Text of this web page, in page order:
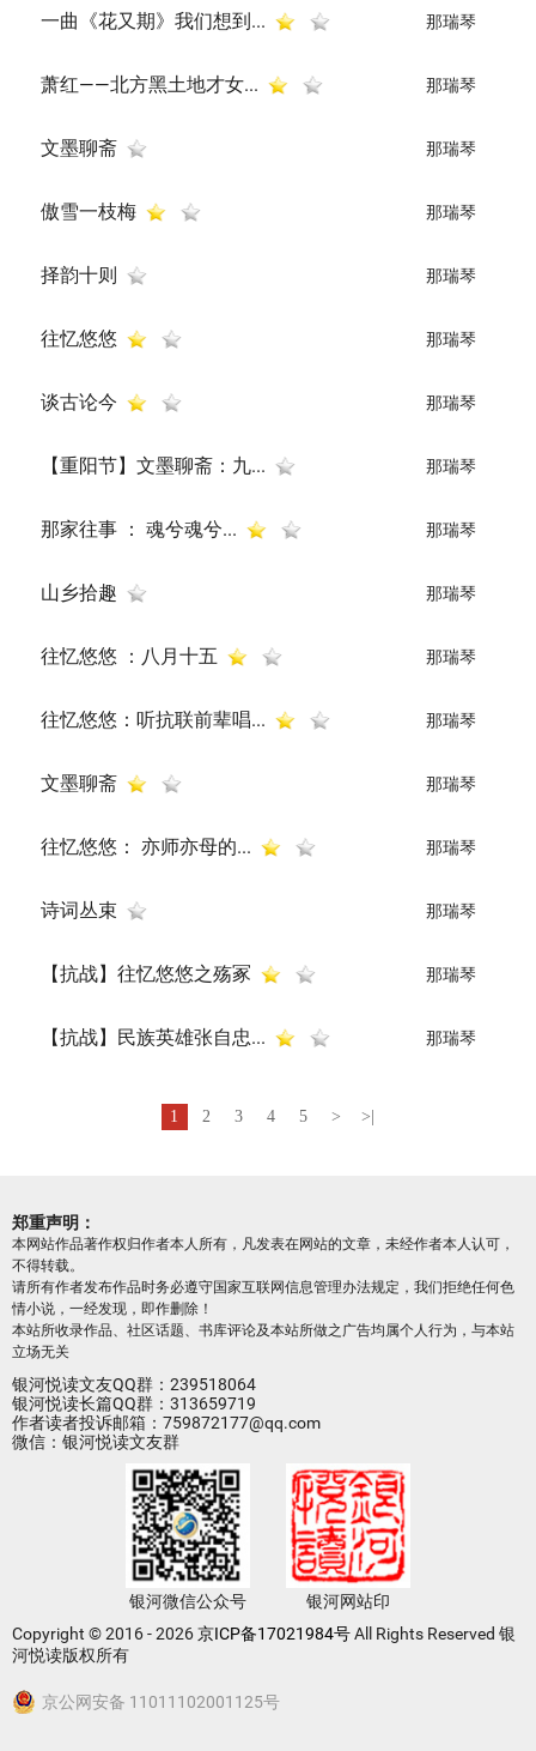
一曲《花又期》我们想到... 那瑞琴
萧红——北方黑土地才女... 那瑞琴
文墨聊斋 那瑞琴
傲雪一枝梅 那瑞琴
择韵十则 那瑞琴
往忆悠悠 那瑞琴
谈古论今 那瑞琴
【重阳节】文墨聊斋：九... 那瑞琴
那家往事 ： 魂兮魂兮... 那瑞琴
山乡拾趣 那瑞琴
往忆悠悠 ：八月十五 那瑞琴
往忆悠悠：听抗联前辈唱... 那瑞琴
文墨聊斋 那瑞琴
往忆悠悠： 亦师亦母的... 那瑞琴
诗词丛束 那瑞琴
【抗战】往忆悠悠之殇冢 那瑞琴
【抗战】民族英雄张自忠... 那瑞琴
1 2 3 4 5 > >|
郑重声明：
本网站作品著作权归作者本人所有，凡发表在网站的文章，未经作者本人认可，
不得转载。
请所有作者发布作品时务必遵守国家互联网信息管理办法规定，我们拒绝任何色
情小说，一经发现，即作删除！
本站所收录作品、社区话题、书库评论及本站所做之广告均属个人行为，与本站
立场无关
银河悦读文友QQ群：239518064
银河悦读长篇QQ群：313659719
作者读者投诉邮箱：759872177@qq.com
微信：银河悦读文友群
银河微信公众号
银河网站印
Copyright © 2016 - 2026京ICP备17021984号All Rights Reserved 银
河悦读版权所有
京公网安备 11011102001125号